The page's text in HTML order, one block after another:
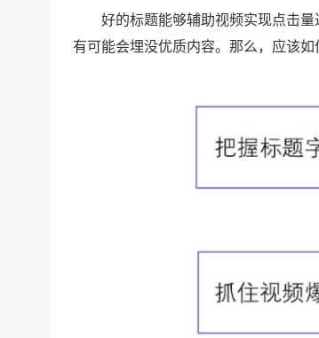
好的标题能够辅助视频实现点击
有可能会埋没优质内容。那么，应该